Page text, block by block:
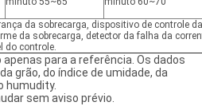
da sobrecarga, dispositivo de controle
da sobrecarga, detector da falha da
do controle.
para a referência. Os dados
grão, do índice de umidade, da
humudity.
sem aviso prévio.